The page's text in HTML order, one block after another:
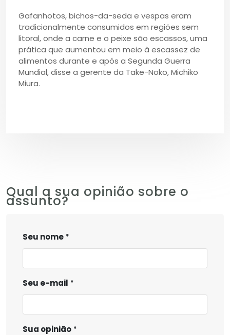
Gafanhotos, bichos-da-seda e vespas eram
tradicionalmente consumidos em regiões sem
litoral, onde a carne e o peixe são escassos, uma
prática que aumentou em meio à escassez de
alimentos durante e após a Segunda Guerra
Mundial, disse a gerente da Take-Noko, Michiko
Miura.
Qual a sua opinião sobre o
assunto?
Seu nome
Seu e-mail
Sua opinião